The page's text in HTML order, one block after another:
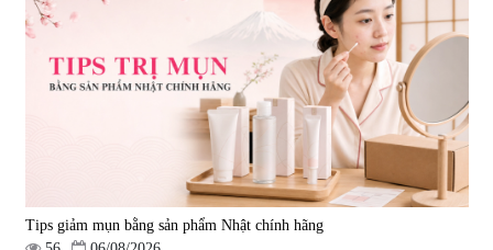
Tips giảm mụn bằng sản phẩm Nhật chính hãng